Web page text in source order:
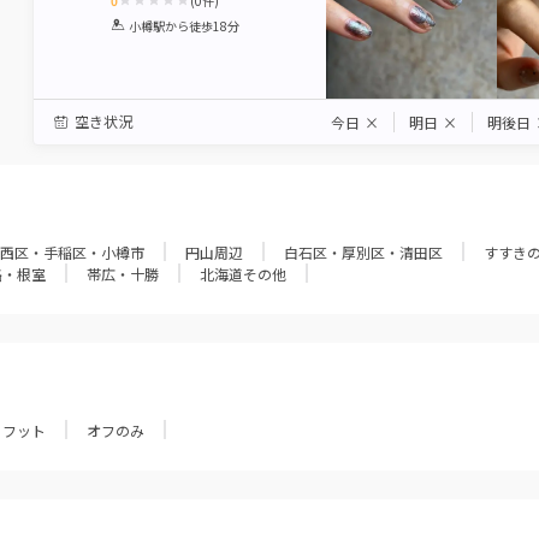
1 2 3 4 5
小樽駅から徒歩18分
空き状況 今日 × 明日 × 明後日
西区・手稲区・小樽市 円山周辺 白石区・厚別区・清田区
すすき
根室
帯広・十勝 北海道その他
フット オフのみ